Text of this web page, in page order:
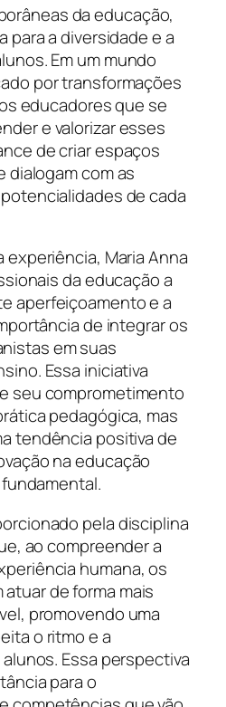
da educação,
para a diversidade e a
Em um mundo
por transformações
educadores que se
e valorizar esses
de criar espaços
dialogam com as
de cada
experiência, Maria Anna
da educação a
aperfeiçoamento e a
de integrar os
em suas
Essa iniciativa
seu comprometimento
pedagógica, mas
tendência positiva de
na educação
pela disciplina
ao compreender a
humana, os
de forma mais
promovendo uma
o ritmo e a
Essa perspectiva
para o